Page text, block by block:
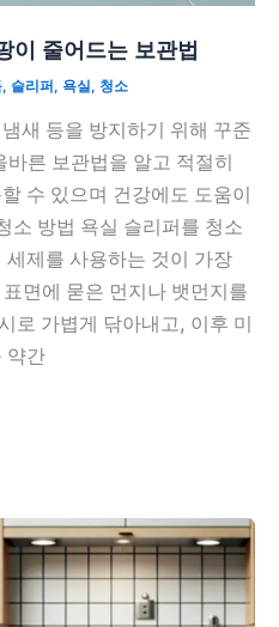
이 줄어드는 보관법
, 슬리퍼, 욕실, 청소
새 등을 방지하기 위해 꾸준
른 보관법을 알고 적절히
수 있으며 건강에도 도움이
소 방법 욕실 슬리퍼를 청소
제를 사용하는 것이 가장
면에 묻은 먼지나 뱃먼지를
로 가볍게 닦아내고, 이후 미
약간